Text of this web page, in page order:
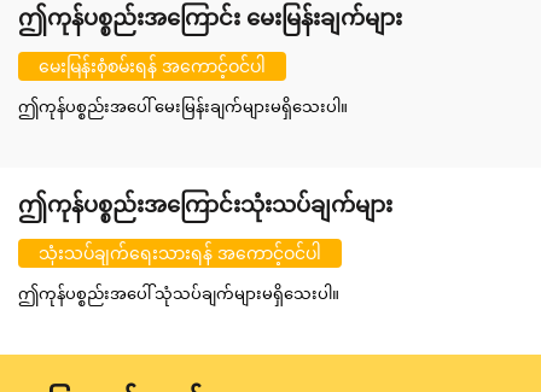
ဤကုန်ပစ္စည်းအကြောင်း မေးမြန်းချက်များ
မေးမြန်းစုံစမ်းရန် အကောင့်ဝင်ပါ
ဤကုန်ပစ္စည်းအပေါ် မေးမြန်းချက်များမရှိသေးပါ။
ဤကုန်ပစ္စည်းအကြောင်းသုံးသပ်ချက်များ
သုံးသပ်ချက်ရေးသားရန် အကောင့်ဝင်ပါ
ဤကုန်ပစ္စည်းအပေါ် သုံသပ်ချက်များမရှိသေးပါ။